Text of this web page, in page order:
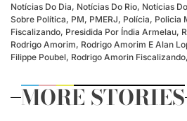
Notícias Do Dia, Notícias Do Rio, Notícias
Sobre Política, PM, PMERJ, Polícia, Policia
Fiscalizando, Presidida Por Índia Armelau,
Rodrigo Amorim, Rodrigo Amorim E Alan
Filippe Poubel, Rodrigo Amorin Fiscalizando,
MORE STORIES